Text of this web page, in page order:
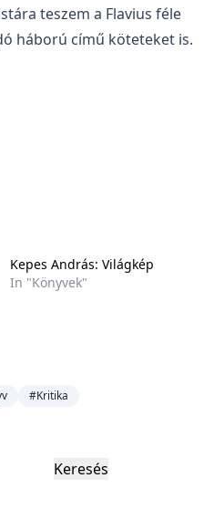
teszem a Flavius féle
háború című köteteket is.
Kepes András: Világkép
In "Könyvek"
#Kritika
Keresés